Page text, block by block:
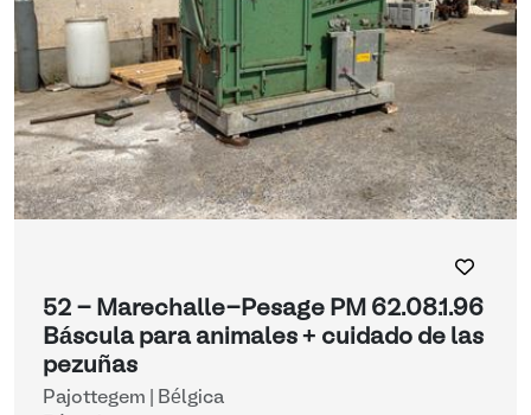
52 - Marechalle-Pesage PM 62.08.1.96
Báscula para animales + cuidado de las
pezuñas
Pajottegem | Bélgica